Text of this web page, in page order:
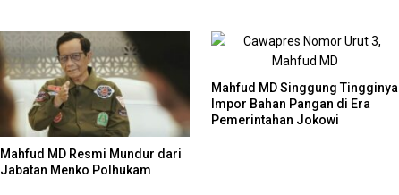
Mahfud MD Resmi Mundur dari
Jabatan Menko Polhukam
Mahfud MD Singgung Tingginya
Impor Bahan Pangan di Era
Pemerintahan Jokowi